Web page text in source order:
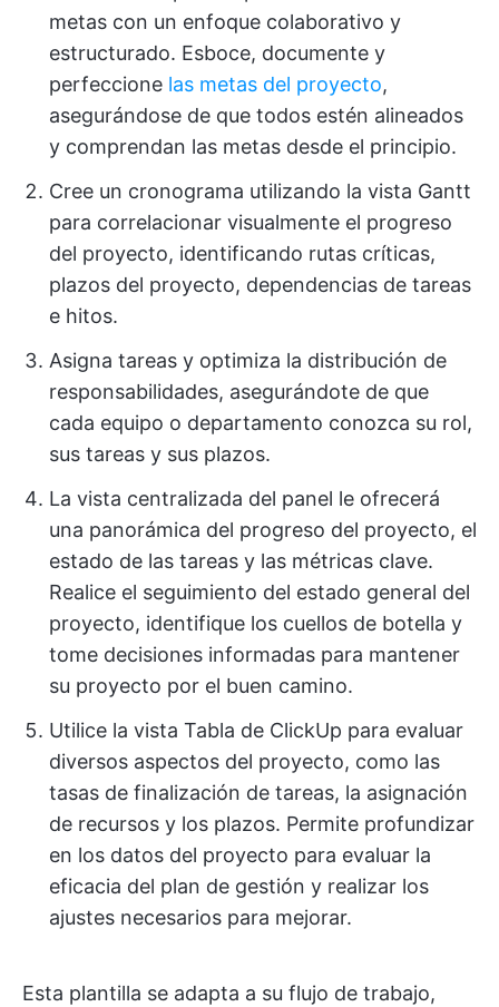
metas con un enfoque colaborativo y
estructurado. Esboce, documente y
perfeccione las metas del proyecto,
asegurándose de que todos estén alineados
y comprendan las metas desde el principio.
Cree un cronograma utilizando la vista Gantt
para correlacionar visualmente el progreso
del proyecto, identificando rutas críticas,
plazos del proyecto, dependencias de tareas
e hitos.
Asigna tareas y optimiza la distribución de
responsabilidades, asegurándote de que
cada equipo o departamento conozca su rol,
sus tareas y sus plazos.
La vista centralizada del panel le ofrecerá
una panorámica del progreso del proyecto, el
estado de las tareas y las métricas clave.
Realice el seguimiento del estado general del
proyecto, identifique los cuellos de botella y
tome decisiones informadas para mantener
su proyecto por el buen camino.
Utilice la vista Tabla de ClickUp para evaluar
diversos aspectos del proyecto, como las
tasas de finalización de tareas, la asignación
de recursos y los plazos. Permite profundizar
en los datos del proyecto para evaluar la
eficacia del plan de gestión y realizar los
ajustes necesarios para mejorar.
Esta plantilla se adapta a su flujo de trabajo,